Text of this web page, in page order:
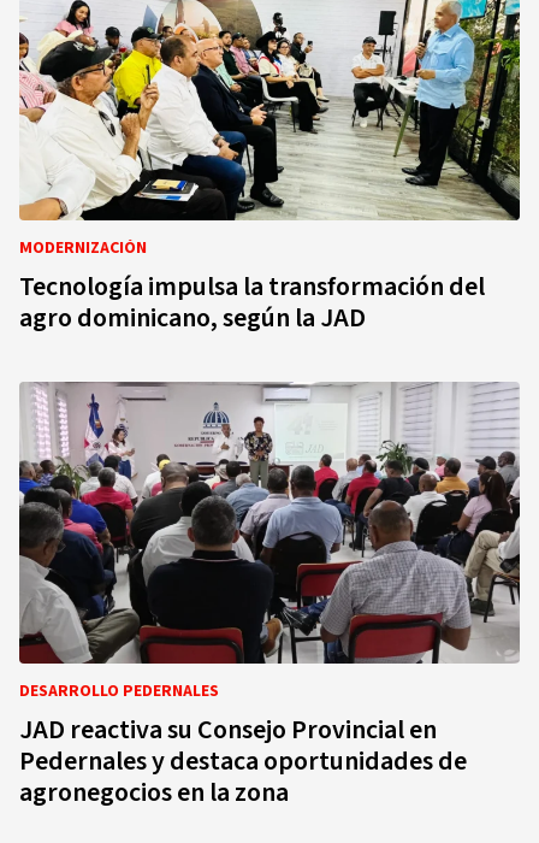
MODERNIZACIÓN
Tecnología impulsa la transformación del
agro dominicano, según la JAD
DESARROLLO PEDERNALES
JAD reactiva su Consejo Provincial en
Pedernales y destaca oportunidades de
agronegocios en la zona